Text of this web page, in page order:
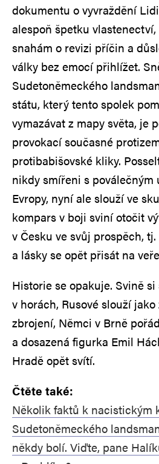
dokumentu o vyvraždění
alespoň špetku
snahám o revizi příčin a
války bez emocí přihlížet.
Sudetoněmeckého
státu, který tento spolek
vymazávat z mapy světa, je
provokací současné
protibabišovské kliky.
nikdy smířeni s poválečným
Evropy, nyní ale slouží ve
kompars v boji sviní otočit
v Česku ve svůj prospěch,
a lásky se opět přisát na
Historie se opakuje. Svině
v horách, Rusové slouží
zbrojení, Němci v Brně
a dosazená figurka Emil
Hradě opět svítí.
Čtěte také:
Několik faktů k nacistickým
Sudetoněmeckého
někdy bolí. Viďte, pane